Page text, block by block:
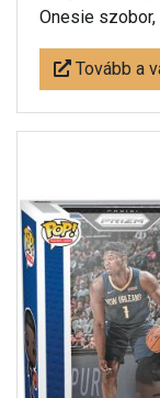
Onesie
Tovább a